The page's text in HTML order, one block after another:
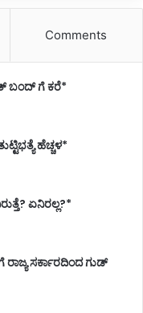
Comments
ಬಂದ್‌ ಗೆ ಕರೆ*
ಹೆಚ್ಚಳ*
ಏನಿರಲ್ಲ?*
ಸರ್ಕಾರದಿಂದ ಗುಡ್